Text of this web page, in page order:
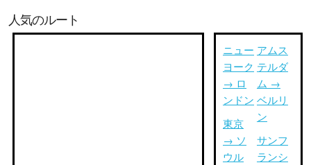
人気のルート
ニュー
ヨーク
→ ロ
ンドン
東京
→ ソ
ウル
アムス
テルダ
ム →
ベルリ
ン
サンフ
ランシ